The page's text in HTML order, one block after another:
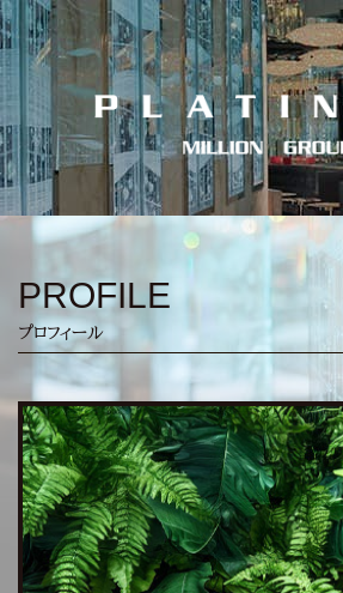
PROFILE
プロフィール